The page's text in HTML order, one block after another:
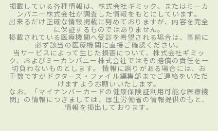
掲載している各種情報は、株式会社ギミック、またはミーカ
ンパニー株式会社が調査した情報をもとにしています。
出来るだけ正確な情報掲載に努めておりますが、内容を完全
に保証するものではありません。
掲載されている医療機関へ受診を希望される場合は、事前に
必ず該当の医療機関に直接ご確認ください。
当サービスによって生じた損害について、株式会社ギミッ
ク、およびミーカンパニー株式会社ではその賠償の責任を一
切負わないものとします。 情報に誤りがある場合には、お
手数ですがドクターズ・ファイル編集部までご連絡をいただ
けますようお願いいたします。
なお、「マイナンバーカードの健康保険証利用可能な医療機
関」の情報につきましては、厚生労働省の情報提供のもと、
情報を掲出しております。